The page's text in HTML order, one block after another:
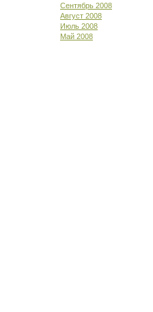
Сентябрь 2008
Август 2008
Июль 2008
Май 2008